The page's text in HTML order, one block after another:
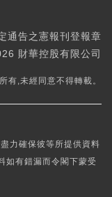
通告之憲報刊登報章
財華控股有限公司
有,未經同意不得轉載。
力確保彼等所提供資料
如有錯漏而令閣下蒙受